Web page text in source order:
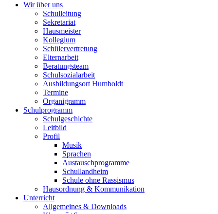
Wir über uns
Schulleitung
Sekretariat
Hausmeister
Kollegium
Schülervertretung
Elternarbeit
Beratungsteam
Schulsozialarbeit
Ausbildungsort Humboldt
Termine
Organigramm
Schulprogramm
Schulgeschichte
Leitbild
Profil
Musik
Sprachen
Austauschprogramme
Schullandheim
Schule ohne Rassismus
Hausordnung & Kommunikation
Unterricht
Allgemeines & Downloads